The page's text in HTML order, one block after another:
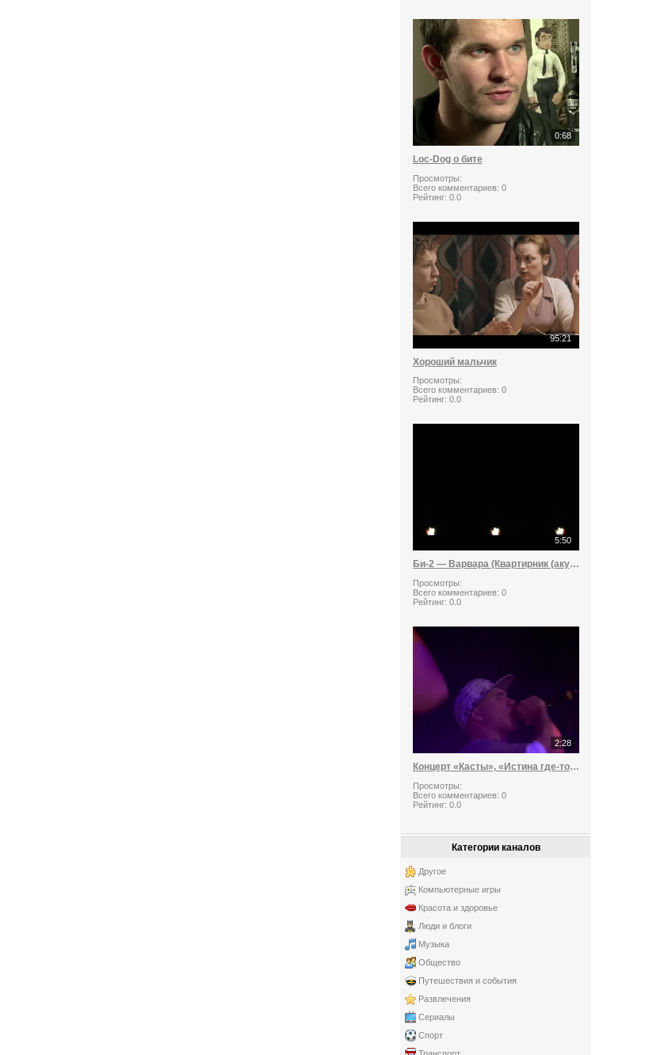
0:68
Loc-Dog о бите
Просмотры:
Всего комментариев: 0
Рейтинг: 0.0
95:21
Хороший мальчик
Просмотры:
Всего комментариев: 0
Рейтинг: 0.0
5:50
Би-2 — Варвара (Квартирник (акустика) в Театре «Содружество актеров Таганки»17052013 г)
Просмотры:
Всего комментариев: 0
Рейтинг: 0.0
2:28
Концерт «Касты», «Истина где-то рядом»
Просмотры:
Всего комментариев: 0
Рейтинг: 0.0
Категории каналов
Другое
Компьютерные игры
Красота и здоровье
Люди и блоги
Музыка
Общество
Путешествия и события
Развлечения
Сериалы
Спорт